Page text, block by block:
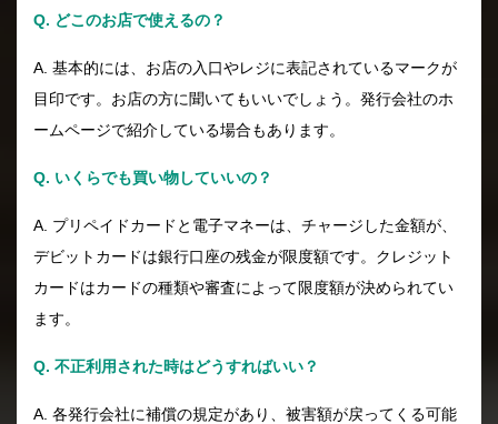
Q. どこのお店で使えるの？
A. 基本的には、お店の入口やレジに表記されているマークが
目印です。お店の方に聞いてもいいでしょう。発行会社のホ
ームページで紹介している場合もあります。
Q. いくらでも買い物していいの？
A. プリペイドカードと電子マネーは、チャージした金額が、
デビットカードは銀行口座の残金が限度額です。クレジット
カードはカードの種類や審査によって限度額が決められてい
ます。
Q. 不正利用された時はどうすればいい？
A. 各発行会社に補償の規定があり、被害額が戻ってくる可能